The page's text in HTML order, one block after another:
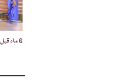
6 ماہ قبل